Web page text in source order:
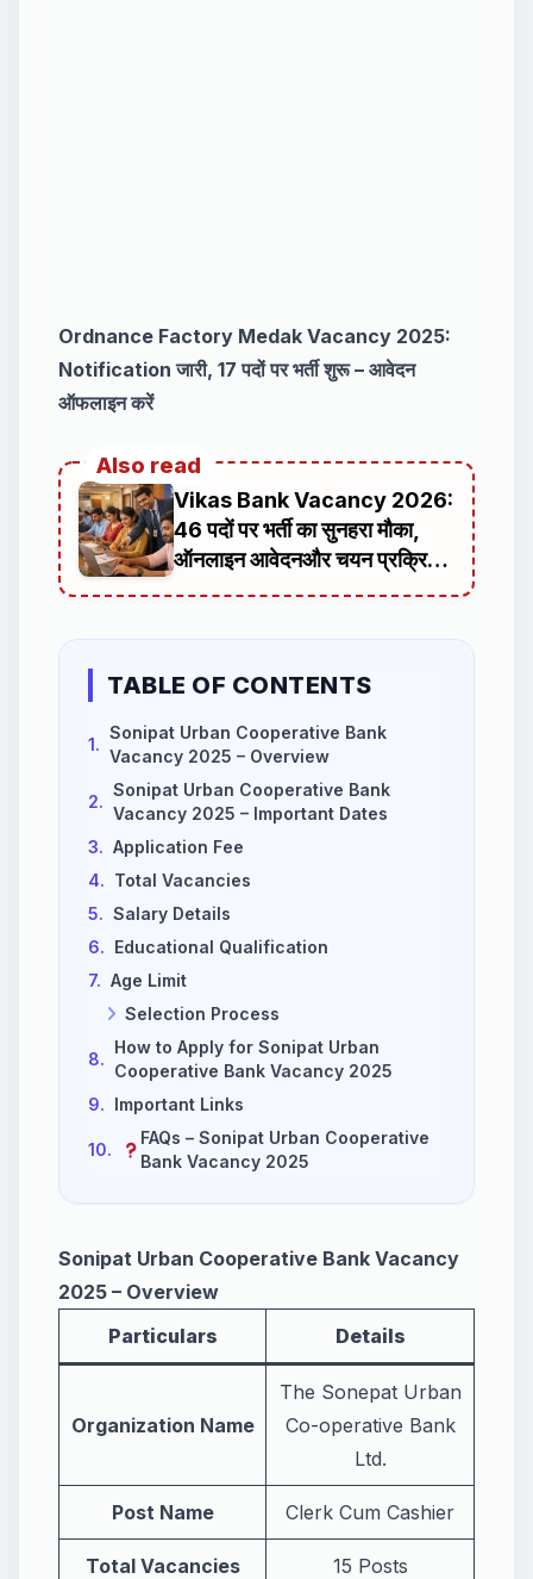
Ordnance Factory Medak Vacancy 2025:
Notification जारी, 17 पदों पर भर्ती शुरू – आवेदन
ऑफलाइन करें
Also read
Vikas Bank Vacancy 2026:
46 पदों पर भर्ती का सुनहरा मौका,
ऑनलाइन आवेदनऔर चयन प्रक्रिया
की पूरी जानकारी
TABLE OF CONTENTS
1.
Sonipat Urban Cooperative Bank
Vacancy 2025 – Overview
2.
Sonipat Urban Cooperative Bank
Vacancy 2025 – Important Dates
3. Application Fee
4. Total Vacancies
5. Salary Details
6. Educational Qualification
7. Age Limit
Selection Process
8.
How to Apply for Sonipat Urban
Cooperative Bank Vacancy 2025
9. Important Links
10.
FAQs – Sonipat Urban Cooperative
Bank Vacancy 2025
Sonipat Urban Cooperative Bank Vacancy
2025 – Overview
Particulars
Details
Organization Name
The Sonepat Urban
Co-operative Bank
Ltd.
Post Name Clerk Cum Cashier
Total Vacancies 15 Posts